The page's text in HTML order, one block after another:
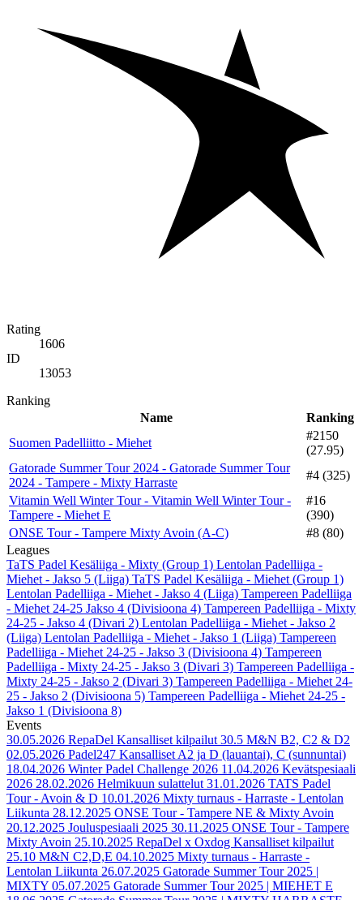
Rating
1606
ID
13053
Ranking
Name
Ranking
Suomen Padelliitto - Miehet
#2150
(27.95)
Gatorade Summer Tour 2024 - Gatorade Summer Tour
2024 - Tampere - Mixty Harraste
#4 (325)
Vitamin Well Winter Tour - Vitamin Well Winter Tour -
Tampere - Miehet E
#16
(390)
ONSE Tour - Tampere Mixty Avoin (A-C)
#8 (80)
Leagues
TaTS Padel Kesäliiga - Mixty (Group 1) Lentolan Padelliiga -
Miehet - Jakso 5 (Liiga) TaTS Padel Kesäliiga - Miehet (Group 1)
Lentolan Padelliiga - Miehet - Jakso 4 (Liiga) Tampereen Padelliiga
- Miehet 24-25 Jakso 4 (Divisioona 4) Tampereen Padelliiga - Mixty
24-25 - Jakso 4 (Divari 2) Lentolan Padelliiga - Miehet - Jakso 2
(Liiga) Lentolan Padelliiga - Miehet - Jakso 1 (Liiga) Tampereen
Padelliiga - Miehet 24-25 - Jakso 3 (Divisioona 4) Tampereen
Padelliiga - Mixty 24-25 - Jakso 3 (Divari 3) Tampereen Padelliiga -
Mixty 24-25 - Jakso 2 (Divari 3) Tampereen Padelliiga - Miehet 24-
25 - Jakso 2 (Divisioona 5) Tampereen Padelliiga - Miehet 24-25 -
Jakso 1 (Divisioona 8)
Events
30.05.2026 RepaDel Kansalliset kilpailut 30.5 M&N B2, C2 & D2
02.05.2026 Padel247 Kansalliset A2 ja D (lauantai), C (sunnuntai)
18.04.2026 Winter Padel Challenge 2026 11.04.2026 Kevätspesiaali
2026 28.02.2026 Helmikuun sulattelut 31.01.2026 TATS Padel
Tour - Avoin & D 10.01.2026 Mixty turnaus - Harraste - Lentolan
Liikunta 28.12.2025 ONSE Tour - Tampere NE & Mixty Avoin
20.12.2025 Jouluspesiaali 2025 30.11.2025 ONSE Tour - Tampere
Mixty Avoin 25.10.2025 RepaDel x Oxdog Kansalliset kilpailut
25.10 M&N C2,D,E 04.10.2025 Mixty turnaus - Harraste -
Lentolan Liikunta 26.07.2025 Gatorade Summer Tour 2025 |
MIXTY 05.07.2025 Gatorade Summer Tour 2025 | MIEHET E